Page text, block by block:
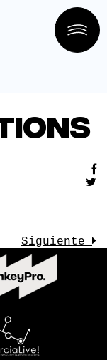
Siguiente